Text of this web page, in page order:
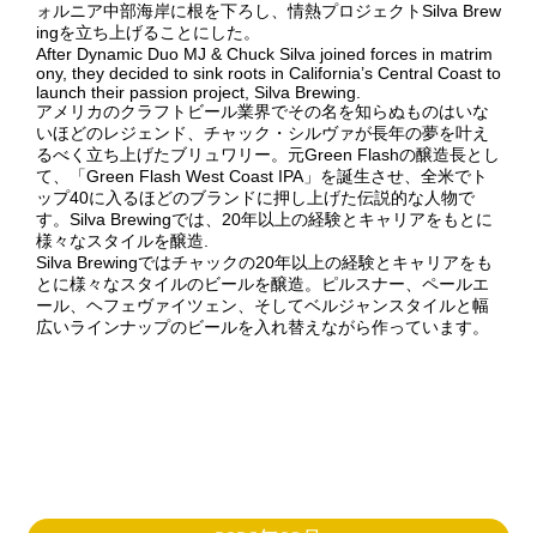
ォルニア中部海岸に根を下ろし、情熱プロジェクトSilva Brew
ingを立ち上げることにした。
After Dynamic Duo MJ & Chuck Silva joined forces in matrim
ony, they decided to sink roots in California’s Central Coast to
launch their passion project, Silva Brewing.
アメリカのクラフトビール業界でその名を知らぬものはいな
いほどのレジェンド、チャック・シルヴァが長年の夢を叶え
るべく立ち上げたブリュワリー。元Green Flashの醸造長とし
て、「Green Flash West Coast IPA」を誕生させ、全米でト
ップ40に入るほどのブランドに押し上げた伝説的な人物で
す。Silva Brewingでは、20年以上の経験とキャリアをもとに
様々なスタイルを醸造.
Silva Brewingではチャックの20年以上の経験とキャリアをも
とに様々なスタイルのビールを醸造。ピルスナー、ペールエ
ール、ヘフェヴァイツェン、そしてベルジャンスタイルと幅
広いラインナップのビールを入れ替えながら作っています。